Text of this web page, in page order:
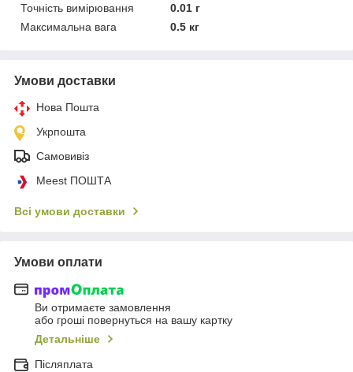
Точність вимірювання
0.01 г
Максимальна вага
0.5 кг
Умови доставки
Нова Пошта
Укрпошта
Самовивіз
Meest ПОШТА
Всі умови доставки
Умови оплати
Ви отримаєте замовлення
або гроші повернуться на вашу картку
Детальніше
Післяплата